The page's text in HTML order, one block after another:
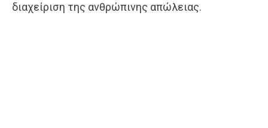
διαχείριση της ανθρώπινης απώλειας.